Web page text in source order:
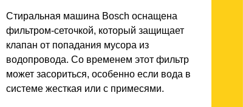
Стиральная машина Bosch оснащена
фильтром-сеточкой, который защищает
клапан от попадания мусора из
водопровода. Со временем этот фильтр
может засориться, особенно если вода в
системе жесткая или с примесями.